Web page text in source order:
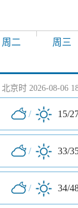
周二 周三
北京时 2026-08-06
/ 15/
/ 33/
/ 34/